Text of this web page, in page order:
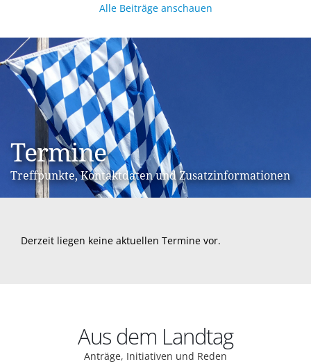
Alle Beiträge anschauen
Termine
Treffpunkte, Kontaktdaten und Zusatzinformationen
Derzeit liegen keine aktuellen Termine vor.
Aus dem Landtag
Anträge, Initiativen und Reden